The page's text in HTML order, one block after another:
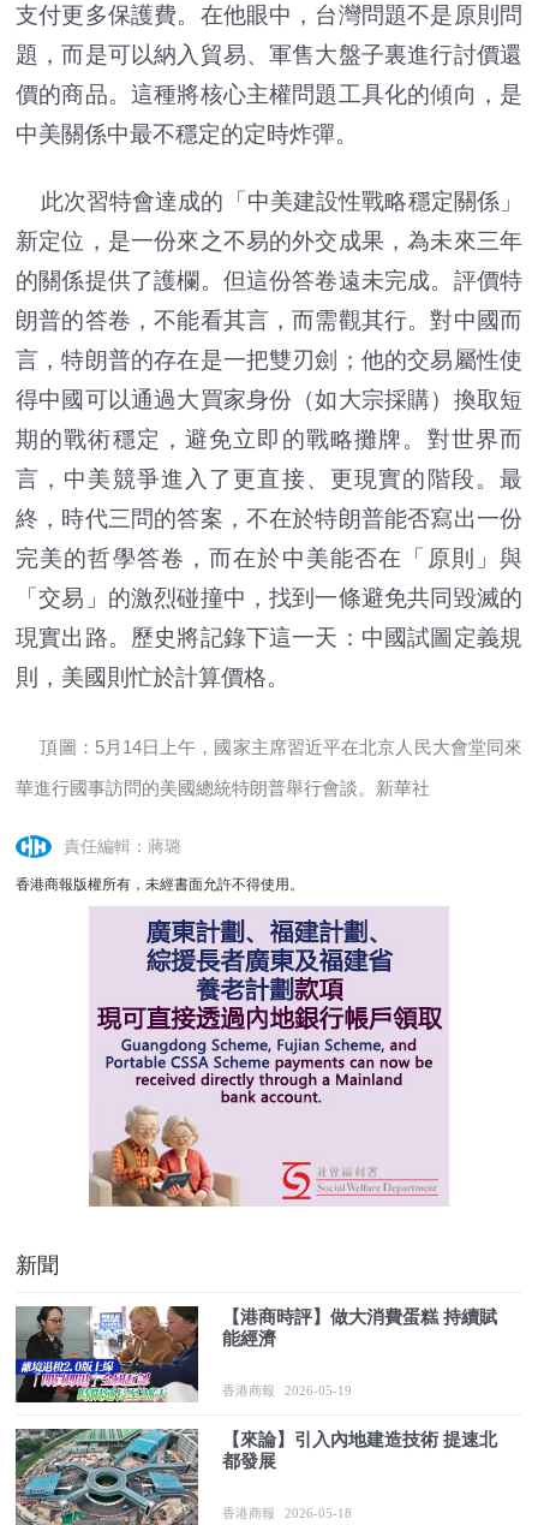
支付更多保護費。在他眼中，台灣問題不是原則問
題，而是可以納入貿易、軍售大盤子裏進行討價還
價的商品。這種將核心主權問題工具化的傾向，是
中美關係中最不穩定的定時炸彈。
此次習特會達成的「中美建設性戰略穩定關係」
新定位，是一份來之不易的外交成果，為未來三年
的關係提供了護欄。但這份答卷遠未完成。評價特
朗普的答卷，不能看其言，而需觀其行。對中國而
言，特朗普的存在是一把雙刃劍；他的交易屬性使
得中國可以通過大買家身份（如大宗採購）換取短
期的戰術穩定，避免立即的戰略攤牌。對世界而
言，中美競爭進入了更直接、更現實的階段。最
終，時代三問的答案，不在於特朗普能否寫出一份
完美的哲學答卷，而在於中美能否在「原則」與
「交易」的激烈碰撞中，找到一條避免共同毀滅的
現實出路。歷史將記錄下這一天：中國試圖定義規
則，美國則忙於計算價格。
頂圖：5月14日上午，國家主席習近平在北京人民大會堂同來
華進行國事訪問的美國總統特朗普舉行會談。新華社
責任編輯：蔣璐
香港商報版權所有，未經書面允許不得使用。
新聞
【港商時評】做大消費蛋糕 持續賦
能經濟
香港商報 2026-05-19
【來論】引入內地建造技術 提速北
都發展
香港商報 2026-05-18